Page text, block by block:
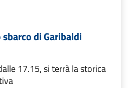
di Garibaldi
17.15, si terrà la storica